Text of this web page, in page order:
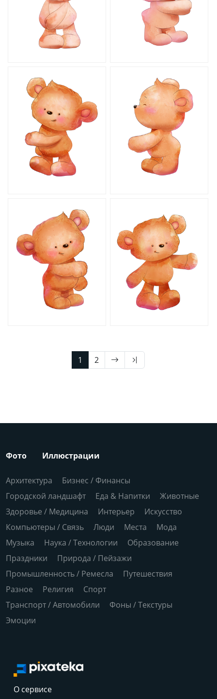
1 2
Фото Иллюстрации
Архитектура
Бизнес / Финансы
Городской ландшафт
Еда & Напитки
Животные
Здоровье / Медицина
Интерьер
Искусство
Компьютеры / Связь
Люди Места
Мода
Музыка
Наука / Технологии
Образование
Праздники
Природа / Пейзажи
Промышленность / Ремесла
Путешествия
Разное
Религия
Спорт
Транспорт / Автомобили
Фоны / Текстуры
Эмоции
О сервисе